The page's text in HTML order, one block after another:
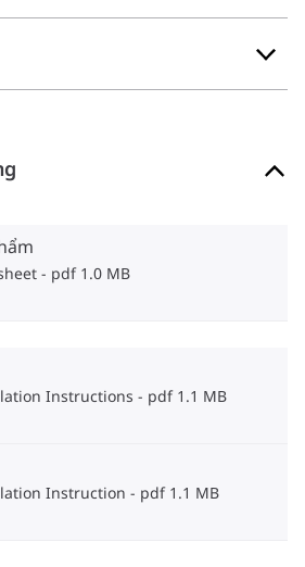
pdf 1.0 MB
Instructions pdf 1.1 MB
Instruction pdf 1.1 MB